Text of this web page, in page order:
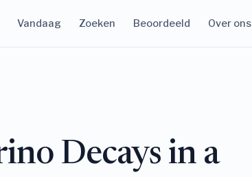
Vandaag Zoeken Beoordeeld Over ons
Decays in a